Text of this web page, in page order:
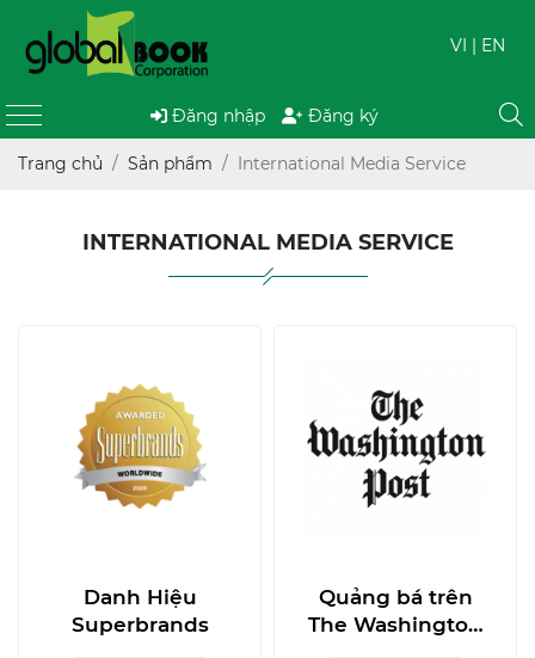
VI | EN
Đăng nhập Đăng ký
Trang chủ Sản phẩm International Media Service
INTERNATIONAL MEDIA SERVICE
Danh Hiệu
Superbrands
Quảng bá trên
The Washington